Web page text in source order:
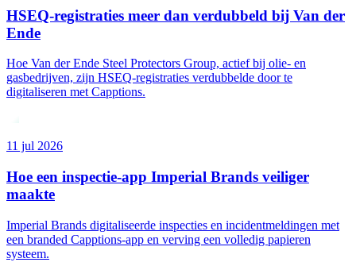
HSEQ-registraties meer dan verdubbeld bij Van der
Ende
Hoe Van der Ende Steel Protectors Group, actief bij olie- en
gasbedrijven, zijn HSEQ-registraties verdubbelde door te
digitaliseren met Capptions.
11 jul 2026
Hoe een inspectie-app Imperial Brands veiliger
maakte
Imperial Brands digitaliseerde inspecties en incidentmeldingen met
een branded Capptions-app en verving een volledig papieren
systeem.